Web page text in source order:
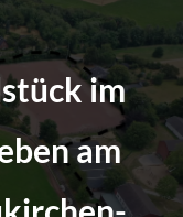
im
am